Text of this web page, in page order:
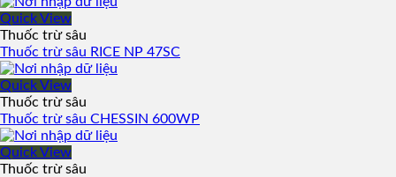
Quick View
Thuốc trừ sâu
Thuốc trừ sâu RICE NP 47SC
Quick View
Thuốc trừ sâu
Thuốc trừ sâu CHESSIN 600WP
Quick View
Thuốc trừ sâu